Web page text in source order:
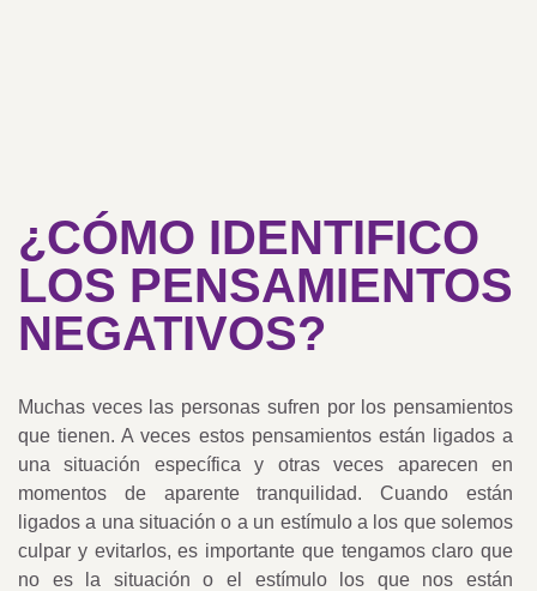
¿CÓMO IDENTIFICO
LOS PENSAMIENTOS
NEGATIVOS?
Muchas veces las personas sufren por los pensamientos
que tienen. A veces estos pensamientos están ligados a
una situación específica y otras veces aparecen en
momentos de aparente tranquilidad.Cuando están
ligados a una situación o a un estímulo a los que solemos
culpar y evitarlos, es importante que tengamos claro que
no es la situación o el estímulo los que nos están